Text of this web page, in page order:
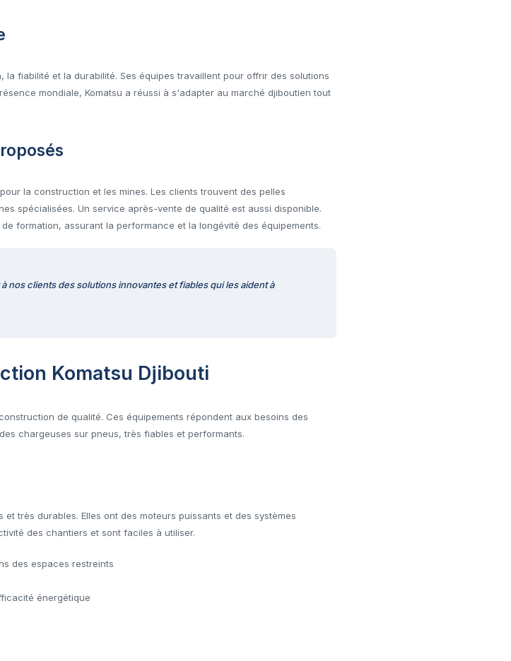
la fiabilité et la durabilité. Ses équipes travaillent pour offrir des solutions
mondiale, Komatsu a réussi à s'adapter au marché djiboutien tout
la construction et les mines. Les clients trouvent des pelles
spécialisées. Un service après-vente de qualité est aussi disponible.
formation, assurant la performance et la longévité des équipements.
nos clients des solutions innovantes et fiables qui les aident à
Komatsu Djibouti
de qualité. Ces équipements répondent aux besoins des
chargeuses sur pneus, très fiables et performants.
très durables. Elles ont des moteurs puissants et des systèmes
des chantiers et sont faciles à utiliser.
des espaces restreints
énergétique